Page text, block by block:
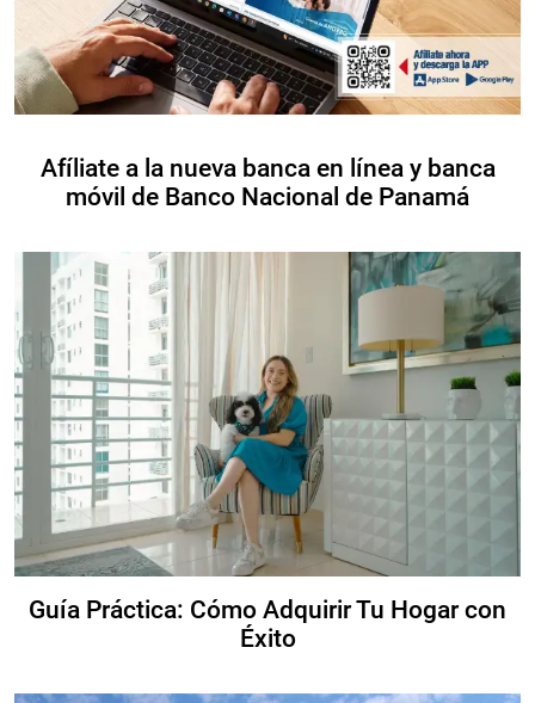
Afíliate a la nueva banca en línea y banca
móvil de Banco Nacional de Panamá
Guía Práctica: Cómo Adquirir Tu Hogar con
Éxito